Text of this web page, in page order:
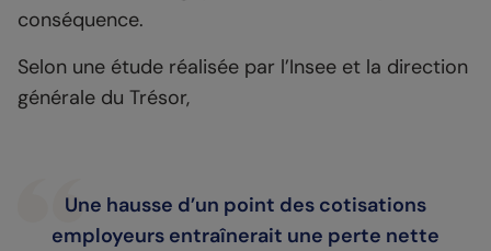
conséquence.
Selon une étude réalisée par l’Insee et la direction
générale du Trésor,
Une hausse d’un point des cotisations
employeurs entraînerait une perte nette